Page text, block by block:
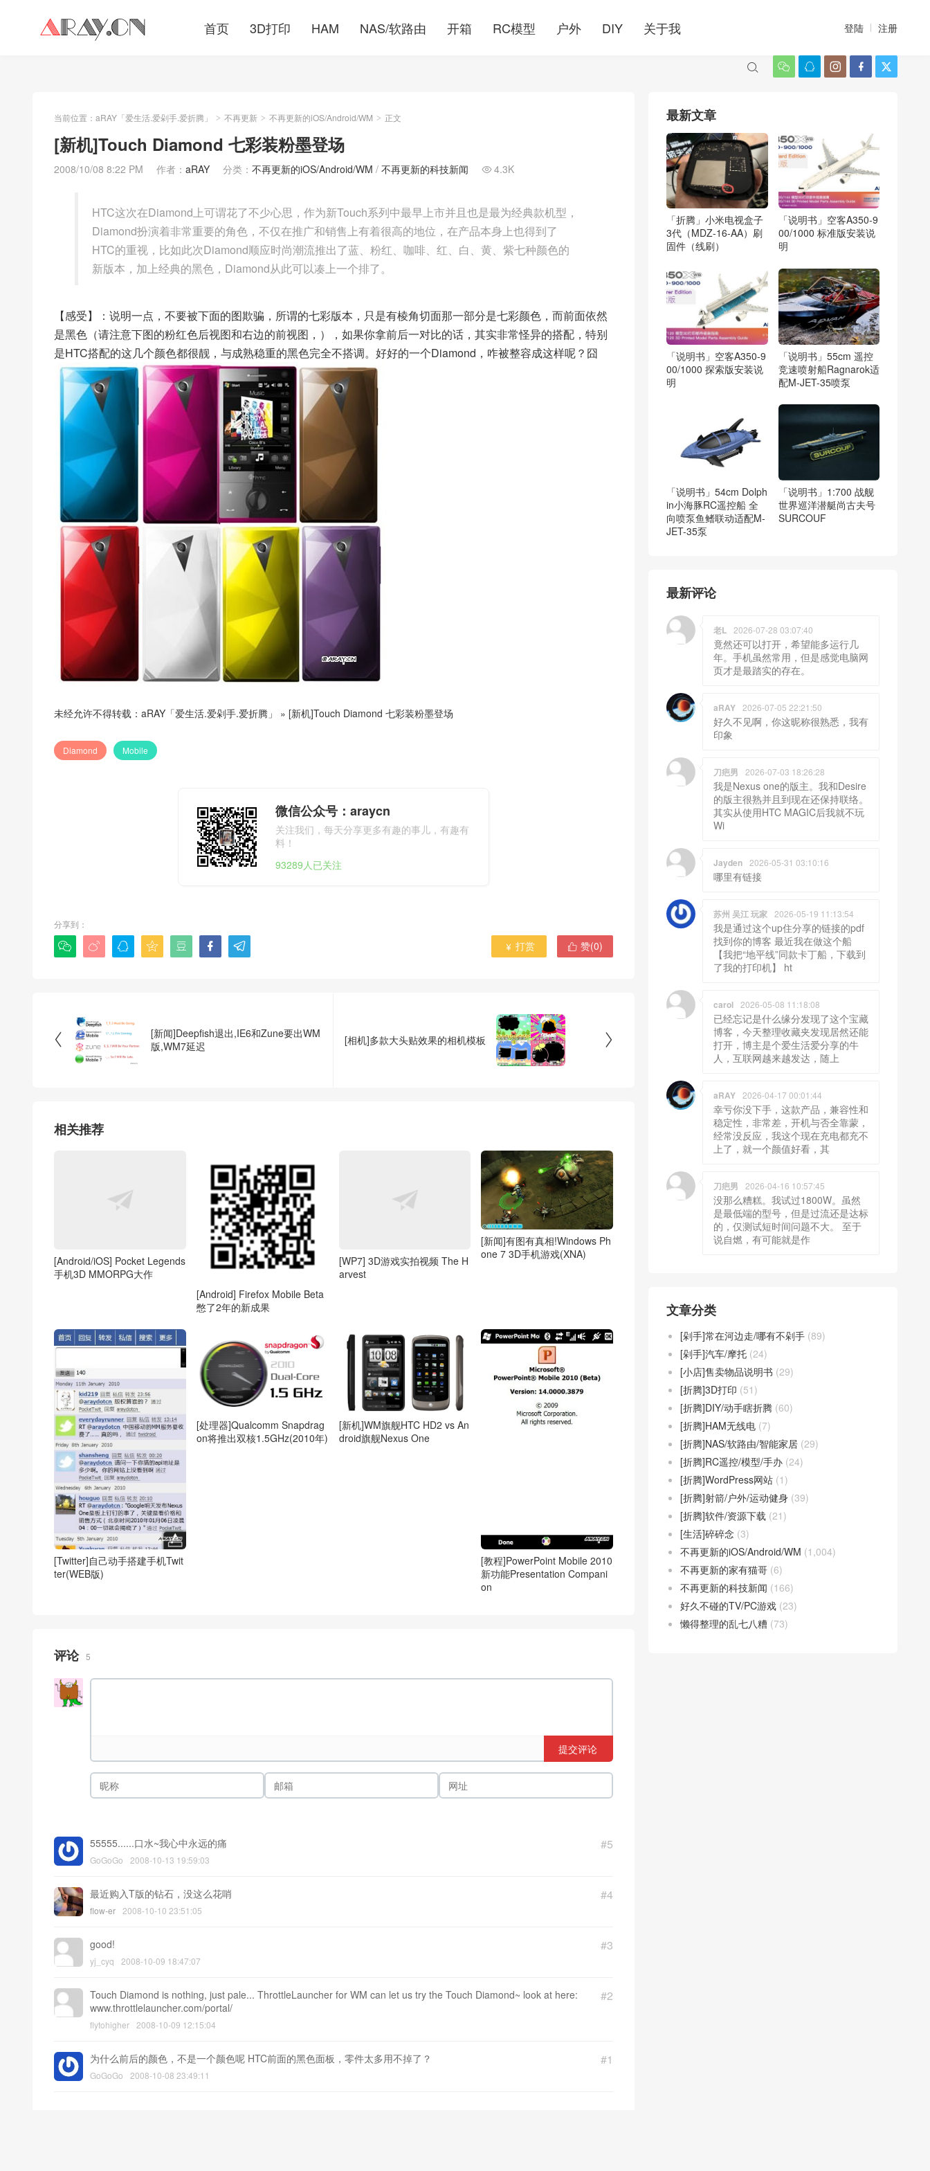
首页 3D打印 HAM NAS/软路由 开箱 RC模型 户外 DIY 关于我 登陆 注册
    

当前位置： aRAY「爱生活.爱剁手.爱折腾」 > 不再更新 > 不再更新的iOS/Android/WM > 正文
[新机]Touch Diamond 七彩装粉墨登场
2008/10/08 8:22 PM 作者： aRAY 分类： 不再更新的iOS/Android/WM / 不再更新的科技新闻  4.3K
HTC这次在Diamond上可谓花了不少心思，作为新Touch系列中最早上市并且也是最为经典款机型，
Diamond扮演着非常重要的角色，不仅在推广和销售上有着很高的地位，在产品本身上也得到了
HTC的重视，比如此次Diamond顺应时尚潮流推出了蓝、粉红、咖啡、红、白、黄、紫七种颜色的
新版本，加上经典的黑色，Diamond从此可以凑上一个排了。
【感受】：说明一点，不要被下面的图欺骗，所谓的七彩版本，只是有棱角切面那一部分是七彩颜色，而前面依然
是黑色（请注意下图的粉红色后视图和右边的前视图，），如果你拿前后一对比的话，其实非常怪异的搭配，特别
是HTC搭配的这几个颜色都很靓，与成熟稳重的黑色完全不搭调。好好的一个Diamond，咋被整容成这样呢？囧
未经允许不得转载： aRAY「爱生活.爱剁手.爱折腾」 » [新机]Touch Diamond 七彩装粉墨登场
Diamond Mobile
微信公众号：araycn
关注我们，每天分享更多有趣的事儿，有趣有
料！
93289人已关注
分享到：
        赞(0)
 打赏

[新闻]Deepfish退出,IE6和Zune要出WM
版,WM7延迟

[相机]多款大头贴效果的相机模板
相关推荐
[Android/iOS] Pocket Legends
手机3D MMORPG大作
[Android] Firefox Mobile Beta
憋了2年的新成果
[WP7] 3D游戏实拍视频 The H
arvest
[新闻]有图有真相!Windows Ph
one 7 3D手机游戏(XNA)
[Twitter]自己动手搭建手机Twit
ter(WEB版)
[处理器]Qualcomm Snapdrag
on将推出双核1.5GHz(2010年)
[新机]WM旗舰HTC HD2 vs An
droid旗舰Nexus One
[教程]PowerPoint Mobile 2010
新功能Presentation Compani
on
评论 5
提交评论
#5
55555......口水~我心中永远的痛
GoGoGo 2008-10-13 19:59:03
#4
最近购入T版的钻石，没这么花哨
flow-er 2008-10-10 23:51:05
#3
good!
yj_cyq 2008-10-09 18:47:07
#2
Touch Diamond is nothing, just pale... ThrottleLauncher for WM can let us try the Touch Diamond~ look at here:
www.throttlelauncher.com/portal/
flytohigher 2008-10-09 12:15:04
#1
为什么前后的颜色，不是一个颜色呢 HTC前面的黑色面板，零件太多用不掉了？
GoGoGo 2008-10-08 23:49:11
最新文章
「折腾」小米电视盒子
3代（MDZ-16-AA）刷
固件（线刷）
「说明书」空客A350-9
00/1000 标准版安装说
明
「说明书」空客A350-9
00/1000 探索版安装说
明
「说明书」55cm 遥控
竞速喷射船Ragnarok适
配M-JET-35喷泵
「说明书」54cm Dolph
in小海豚RC遥控船 全
向喷泵鱼鳍联动适配M-
JET-35泵
「说明书」1:700 战舰
世界巡洋潜艇尚古夫号
SURCOUF
最新评论
老L 2026-07-28 03:07:40
竟然还可以打开，希望能多运行几
年。手机虽然常用，但是感觉电脑网
页才是最踏实的存在。
aRAY 2026-07-05 22:21:50
好久不见啊，你这昵称很熟悉，我有
印象
刀疤男 2026-07-03 18:26:28
我是Nexus one的版主。我和Desire
的版主很熟并且到现在还保持联络。
其实从使用HTC MAGIC后我就不玩
Wi
Jayden 2026-05-31 03:10:16
哪里有链接
苏州 吴江 玩家 2026-05-19 11:13:54
我是通过这个up住分享的链接的pdf
找到你的博客 最近我在做这个船
【我把“地平线”同款卡丁船，下载到
了我的打印机】 ht
carol 2026-05-08 11:18:08
已经忘记是什么缘分发现了这个宝藏
博客，今天整理收藏夹发现居然还能
打开，博主是个爱生活爱分享的牛
人，互联网越来越发达，随上
aRAY 2026-04-17 00:01:44
幸亏你没下手，这款产品，兼容性和
稳定性，非常差，开机与否全靠蒙，
经常没反应，我这个现在充电都充不
上了，就一个颜值好看，其
刀疤男 2026-04-16 10:57:45
没那么糟糕。我试过1800W。虽然
是最低端的型号，但是过流还是达标
的，仅测试短时间问题不大。 至于
说自燃，有可能就是作
文章分类
[剁手]常在河边走/哪有不剁手 (89)
[剁手]汽车/摩托 (24)
[小店]售卖物品说明书 (29)
[折腾]3D打印 (51)
[折腾]DIY/动手瞎折腾 (60)
[折腾]HAM无线电 (7)
[折腾]NAS/软路由/智能家居 (29)
[折腾]RC遥控/模型/手办 (24)
[折腾]WordPress网站 (1)
[折腾]射箭/户外/运动健身 (39)
[折腾]软件/资源下载 (21)
[生活]碎碎念 (3)
不再更新的iOS/Android/WM (1,004)
不再更新的家有猫哥 (6)
不再更新的科技新闻 (166)
好久不碰的TV/PC游戏 (23)
懒得整理的乱七八糟 (73)